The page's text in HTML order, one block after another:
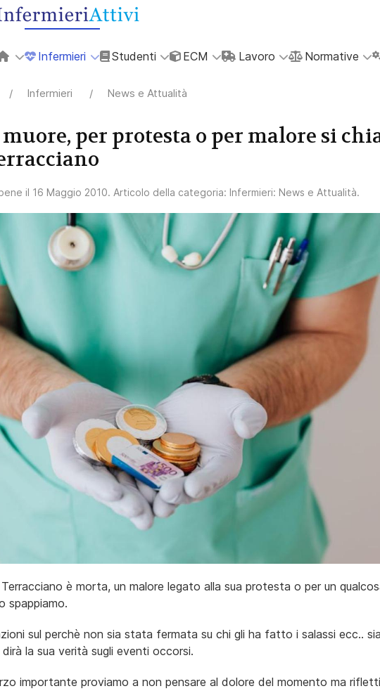
Infermieri Studenti ECM Lavoro Normative
Infermieri News e Attualità
per protesta o per malore si
il 16 Maggio 2010. Articolo della categoria: Infermieri: News e Attualità.
è morta, un malore legato alla sua protesta o per un
spappiamo.
sul perchè non sia stata fermata su chi gli ha fatto i salassi ecc..
la sua verità sugli eventi occorsi.
importante proviamo a non pensare al dolore del momento ma